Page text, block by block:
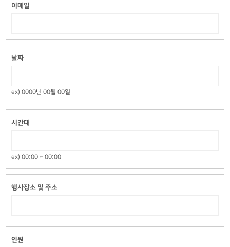
이메일
날짜
ex) 0000년 00월 00일
시간대
ex) 00:00 ~ 00:00
행사장소 및 주소
인원